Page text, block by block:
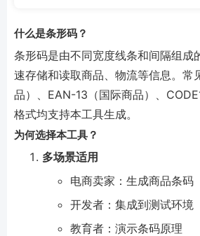
什么是条形码？
条形码是由不同宽度线条和间隔组成
速存储和读取商品、物流等信息。常
品）、EAN-13（国际商品）、
格式均支持本工具生成。
为何选择本工具？
多场景适用
电商卖家：生成商品条码
开发者：集成到测试环境
教育者：演示条码原理